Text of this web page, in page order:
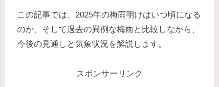
この記事では、2025年の梅雨明けはいつ頃になる
のか、そして過去の異例な梅雨と比較しながら、
今後の見通しと気象状況を解説します。
スポンサーリンク